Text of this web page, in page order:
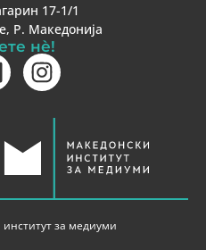
17-1/1
Р. Македонија
нè!
за медиуми